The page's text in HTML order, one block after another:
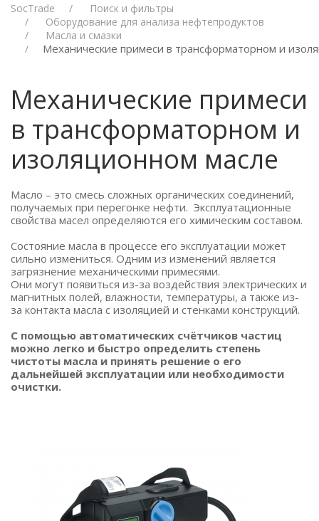
SocTrade
Поиск и фильтры
Оборудование для анализа нефтепродуктов
Масла и смазки
Механические примеси в трансформаторном и
Механические примеси
в трансформаторном и
изоляционном масле
Масло – это смесь сложных органических соединений,
получаемых при перегонке нефти. Эксплуатационные
свойства масел определяются его химическим составом.
Состояние масла в процессе его эксплуатации может
сильно измениться. Одним из изменений является
загрязнение механическими примесями.
Они могут появиться из-за воздействия электрических и
магнитных полей, влажности, температуры, а также из-
за контакта масла с изоляцией и стенками конструкций.
С помощью автоматических счётчиков частиц
можно легко и быстро определить степень
чистоты масла и принять решение о его
дальнейшей эксплуатации или необходимости
очистки.